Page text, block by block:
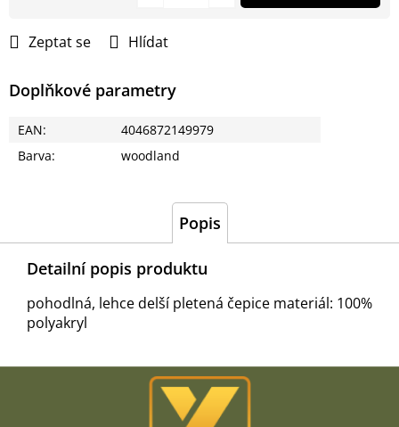
Zeptat se Hlídat
Doplňkové parametry
EAN:
4046872149979
Barva: woodland
Popis
Detailní popis produktu
pohodlná, lehce delší pletená čepice materiál: 100%
polyakryl
Z